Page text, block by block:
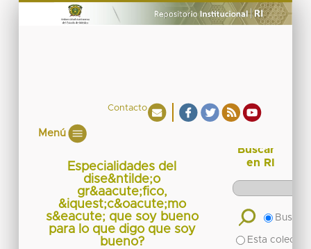
Contacto
Menú
Especialidades del
dise&ntilde;o
gr&aacute;fico,
&iquest;c&oacute;mo
s&eacute; que soy bueno
para lo que digo que soy
bueno?
Buscar
en RI
Buscar
Esta